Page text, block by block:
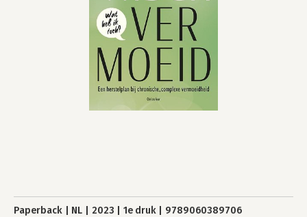
Paperback NL 2023 1e druk 9789060389706